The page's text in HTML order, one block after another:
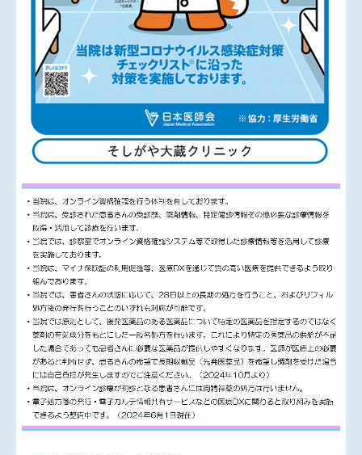
ます。
予約制ではありません。診療日の9：00から11：45ま
で、もしくは14：30から16：45までに直接ご来院くだ
さい。ワクチンの接種予約やお取り置きは行っており
ません。
すでに当院でのコロナワクチンの接種予約のある方は
これとの同時接種も可能です。
一般：￥4000
23区内在住の65歳以上の方：￥2500（区から送付され
◆2025/10/13（月・祝）16：00～16：54 テレビ東京
「よじごじDays」の番組内、『腸・骨・眼 それぞれ
の先生が選ぶ健康食材』のコーナーで骨に良い食材を
紹介します。
医療雑誌『調剤と情報』2025/８月号（じほう発行）
「骨卒中にリスクに備える生活習慣病・慢性疾患と
骨」（企画 井上大輔先生）の、『グルココルチコイ
ド誘発性骨粗鬆症（ステロイド性骨粗鬆症）』を執筆
しました。